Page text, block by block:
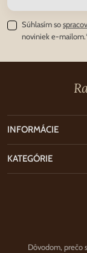
Súhlasím so
noviniek e-
Dôvodom, prečo
INFORMÁCIE
KATEGÓRIE